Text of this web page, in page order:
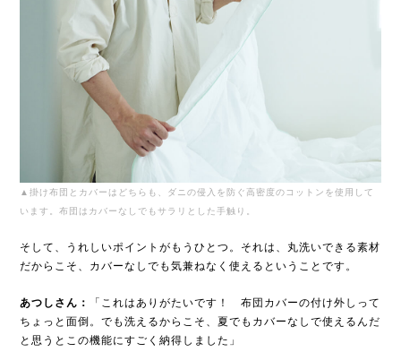
▲掛け布団とカバーはどちらも、ダニの侵入を防ぐ高密度のコットンを使用して
います。布団はカバーなしでもサラリとした手触り。
そして、うれしいポイントがもうひとつ。それは、丸洗いできる素材
だからこそ、カバーなしでも気兼ねなく使えるということです。
あつしさん：
「これはありがたいです！ 布団カバーの付け外しって
ちょっと面倒。でも洗えるからこそ、夏でもカバーなしで使えるんだ
と思うとこの機能にすごく納得しました」